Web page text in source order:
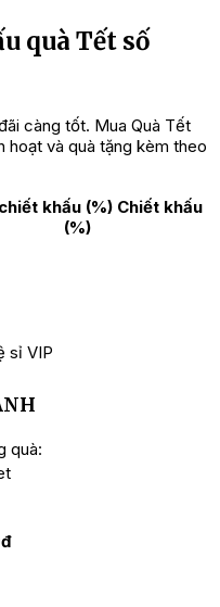
chính hãng, đầy đủ tem
kế hộp quà, giỏ quà cao
túi xách đẹp – phù hợp
quà Tết số
càng tốt. Mua Quà Tết
hoạt và quà tặng kèm theo
khấu (%) Chiết khấu
(%)
sỉ VIP
quà: